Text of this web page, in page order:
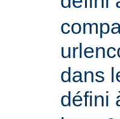
dans
défini